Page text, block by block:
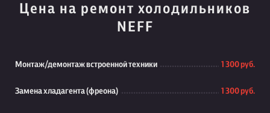
Цена на ремонт холодильников
NEFF
Монтаж/демонтаж встроенной техники 1 300 руб.
Замена хладагента (фреона) 1 300 руб.